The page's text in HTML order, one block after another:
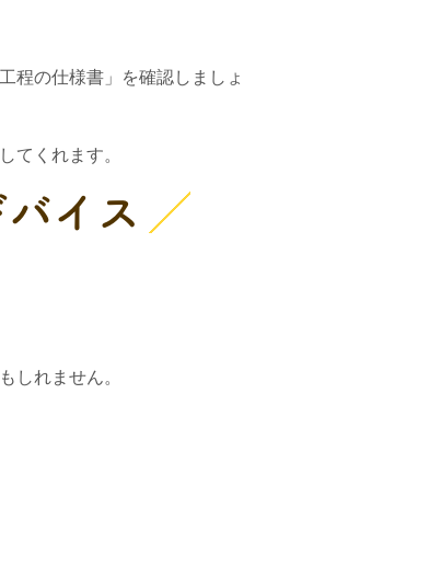
程の仕様書」を確認しましょ
てくれます。
イス
しれません。